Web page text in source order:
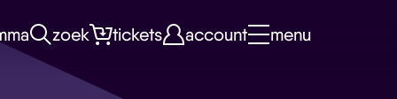
zoek tickets account menu